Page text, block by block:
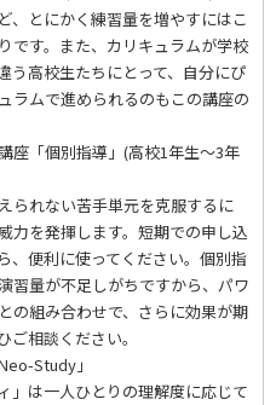
、とにかく練習量を増やすにはこ
です。また、カリキュラムが学校
う高校生たちにとって、自分にぴ
ラムで進められるのもこの講座の
座「個別指導」(高校1年生～3年
られない苦手単元を克服するに
力を発揮します。短期での申し込
、便利に使ってください。個別指
習量が不足しがちですから、パワ
の組み合わせで、さらに効果が期
ご相談ください。
Study」
」は一人ひとりの理解度に応じて